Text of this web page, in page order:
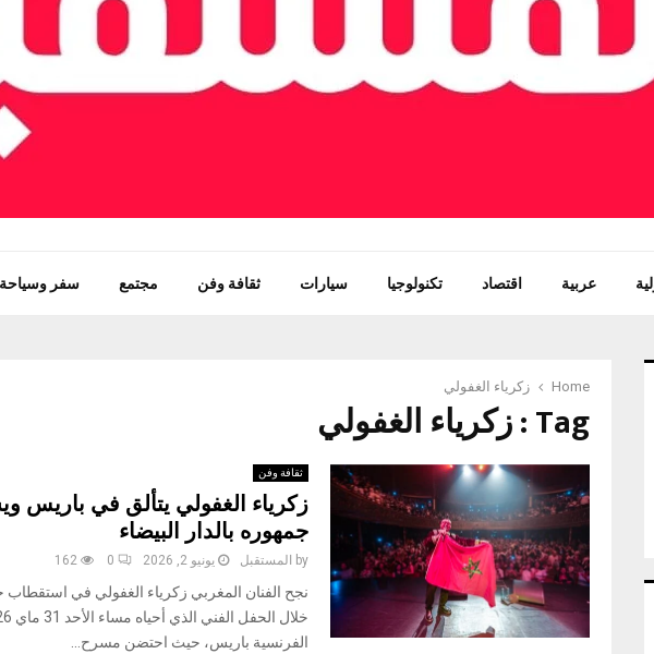
عربية اقتصاد تكنولوجيا سيارات ثقافة وفن مجتمع سفر وسياحة
Home زكرياء الغفولي
Tag : زكرياء الغفولي
ثقافة وفن
زكرياء الغفولي يتألق في باريس
جمهوره بالدار البيضاء
by المستقبل يونيو 2, 2026 0
162
نجح الفنان المغربي زكرياء الغفولي في
الفرنسية باريس، حيث احتضن مسرح...